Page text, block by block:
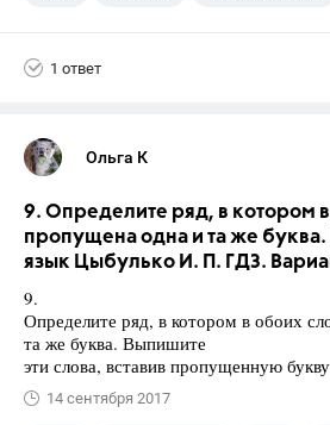
1 ответ
Ольга К
9. Определите ряд, в котором
пропущена одна и та же буква.
язык Цыбулько И. П. ГДЗ.
9.
Определите ряд, в котором в обоих
та же буква. Выпишите
эти слова, вставив пропущенную
14 сентября 2017